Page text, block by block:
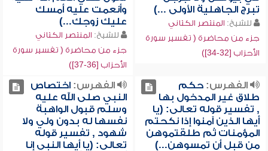
تبرج الجاهلية الأولى ...)
للشيخ: المنتصر الكتاني
جزء من محاضرة ( تفسير سورة
الأحزاب [32-34])
وأنعمت عليه أمسك
عليك زوجك...)
للشيخ: المنتصر الكتاني
جزء من محاضرة ( تفسير سورة
الأحزاب [36-37])
الفهرس:حكم
طلاق غير المدخول بها
, تفسير قوله تعالى: (يا
أيها الذين آمنوا إذا نكحتم
المؤمنات ثم طلقتموهن
من قبل أن تمسوهن...)
الفهرس:اختصاص
النبي صلى الله عليه
وسلم قبول الواهبة
نفسها له بدون ولي ولا
شهود , تفسير قوله
تعالى: (يا أيها النبي إنا